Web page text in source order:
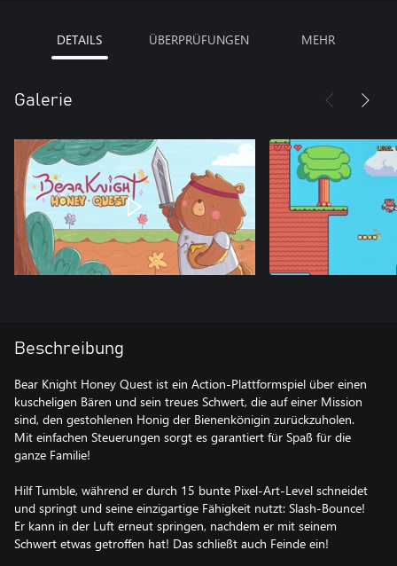
DETAILS ÜBERPRÜFUNGEN MEHR
Galerie
Beschreibung
Bear Knight Honey Quest ist ein Action-Plattformspiel über einen
kuscheligen Bären und sein treues Schwert, die auf einer Mission
sind, den gestohlenen Honig der Bienenkönigin zurückzuholen.
Mit einfachen Steuerungen sorgt es garantiert für Spaß für die
ganze Familie!
Hilf Tumble, während er durch 15 bunte Pixel-Art-Level schneidet
und springt und seine einzigartige Fähigkeit nutzt: Slash-Bounce!
Er kann in der Luft erneut springen, nachdem er mit seinem
Schwert etwas getroffen hat! Das schließt auch Feinde ein!